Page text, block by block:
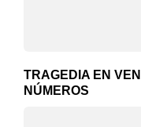
TRAGEDIA EN
NÚMEROS